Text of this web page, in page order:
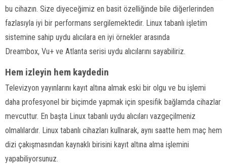
bu cihazın. Size diyeceğimiz en basit özelliğinde bile diğerlerinden
fazlasıyla iyi bir performans sergilemektedir. Linux tabanlı işletim
sistemine sahip uydu alıcılara en iyi örnekler arasında
Dreambox, Vu+ ve Atlanta serisi uydu alıcılarını sayabiliriz.
Hem izleyin hem kaydedin
Televizyon yayınlarını kayıt altına almak eski bir olgu ve bu işlemi
daha profesyonel bir biçimde yapmak için spesifik bağlamda cihazlar
mevcuttur. En başta Linux tabanlı uydu alıcıları vazgeçilmeniz
olmalılardır. Linux tabanlı cihazları kullnarak, aynı saatte hem maç hem
dizi çakışmasından kaynaklı birisini kayıt altına alma işlemini
yapabiliyorsunuz.